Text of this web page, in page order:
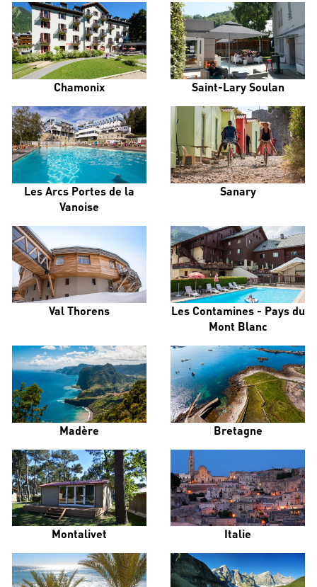
Chamonix Saint-Lary Soulan
Les Arcs Portes de la
Vanoise
Sanary
Val Thorens
Les Contamines - Pays du
Mont Blanc
Madère Bretagne
Montalivet Italie